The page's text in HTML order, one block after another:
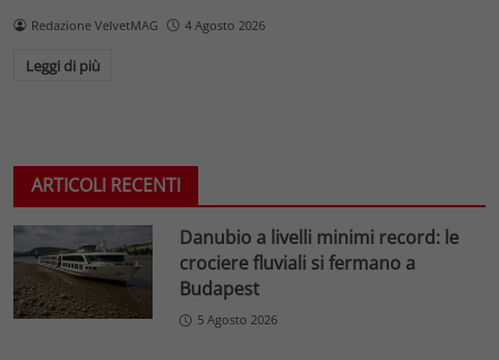
Redazione VelvetMAG 4 Agosto 2026
Leggi di più
ARTICOLI RECENTI
Danubio a livelli minimi record: le
crociere fluviali si fermano a
Budapest
5 Agosto 2026